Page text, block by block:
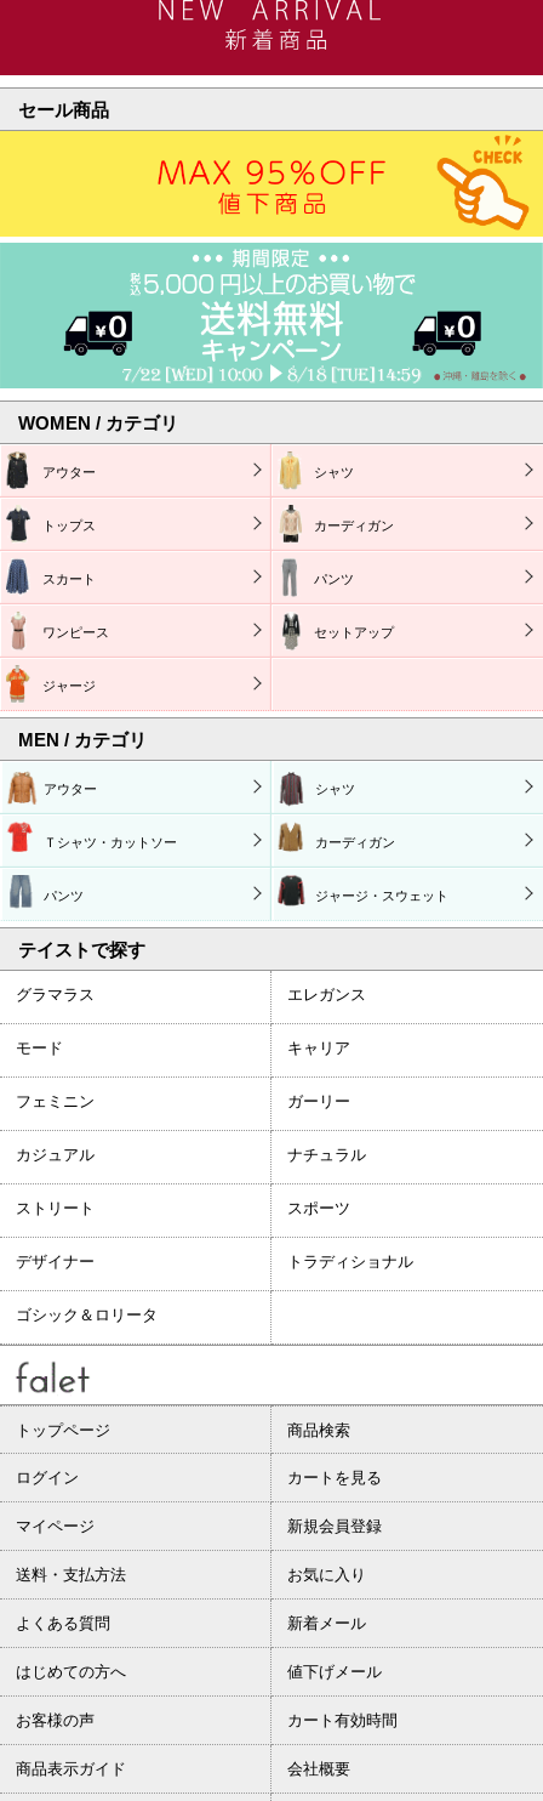
セール商品
WOMEN / カテゴリ
アウター シャツ
トップス カーディガン
スカート パンツ
ワンピース セットアップ
ジャージ
MEN / カテゴリ
アウター シャツ
Ｔシャツ・カットソー カーディガン
パンツ ジャージ・スウェット
テイストで探す
グラマラス エレガンス
モード キャリア
フェミニン ガーリー
カジュアル ナチュラル
ストリート スポーツ
デザイナー トラディショナル
ゴシック＆ロリータ
トップページ 商品検索
ログイン カートを見る
マイページ 新規会員登録
送料・支払方法 お気に入り
よくある質問 新着メール
はじめての方へ 値下げメール
お客様の声 カート有効時間
商品表示ガイド 会社概要